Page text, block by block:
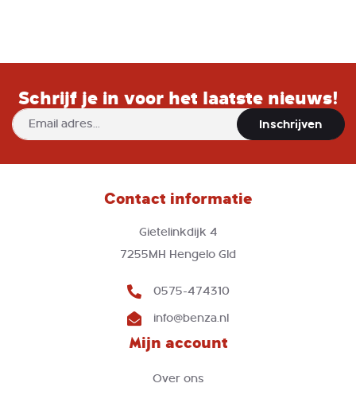
Schrijf je in voor het laatste nieuws!
Abonneer
u
onze
Inschrijven
Contact informatie
Gietelinkdijk 4
7255MH Hengelo Gld
0575-474310
info@benza.nl
Mijn account
Over ons